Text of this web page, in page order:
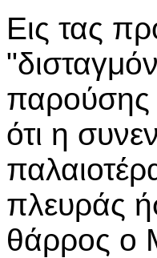
Εις τας
παρούσης
ότι η
πλευράς
θάρρος ο